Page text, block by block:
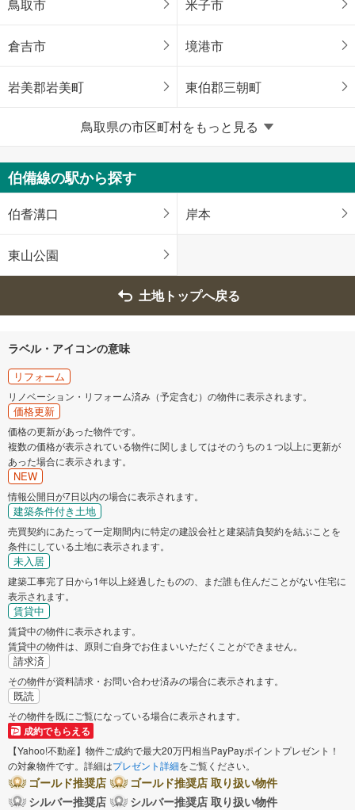
鳥取市 米子市
倉吉市 境港市
岩美郡岩美町 東伯郡三朝町
東伯郡湯梨浜町 西伯郡南部町
西伯郡伯耆町
鳥取県の市区町村をもっと見る
伯備線の駅から探す
伯耆溝口 岸本
東山公園
土地トップへ戻る
ラベル・アイコンの意味
リフォーム
リノベーション・リフォーム済み（予定含む）の物件に表示されます。
価格更新
価格の更新があった物件です。
複数の価格が表示されている物件に関しましてはそのうちの１つ以上に更新が
あった場合に表示されます。
NEW
情報公開日が7日以内の場合に表示されます。
建築条件付き土地
売買契約にあたって一定期間内に特定の建設会社と建築請負契約を結ぶことを
条件にしている土地に表示されます。
未入居
建築工事完了日から1年以上経過したものの、まだ誰も住んだことがない住宅に
表示されます。
賃貸中
賃貸中の物件に表示されます。
賃貸中の物件は、原則ご自身でお住まいいただくことができません。
請求済
その物件が資料請求・お問い合わせ済みの場合に表示されます。
既読
その物件を既にご覧になっている場合に表示されます。
成約でもらえる
【Yahoo!不動産】物件ご成約で最大20万円相当PayPayポイントプレゼント！
の対象物件です。詳細はプレゼント詳細をご覧ください。
ゴールド推奨店
ゴールド推奨店 取り扱い物件
シルバー推奨店
シルバー推奨店 取り扱い物件